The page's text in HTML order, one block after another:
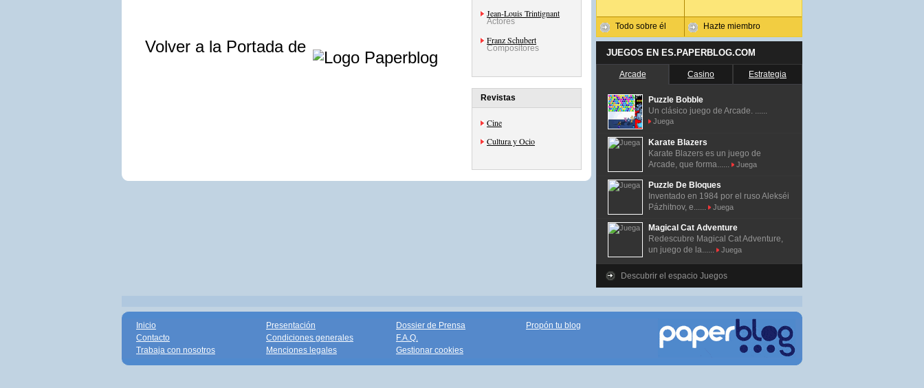
Volver a la Portada de
Jean-Louis Trintignant
Actores
Franz Schubert
Compositores
Revistas
Cine
Cultura y Ocio
Todo sobre él Hazte miembro
JUEGOS EN ES.PAPERBLOG.COM
Arcade Casino Estrategia
Puzzle Bobble
Un clásico juego de Arcade. ......
Juega
Karate Blazers
Karate Blazers es un juego de
Arcade, que forma......
Juega
Puzzle De Bloques
Inventado en 1984 por el ruso Alekséi
Pázhitnov, e......
Juega
Magical Cat Adventure
Redescubre Magical Cat Adventure,
un juego de la......
Juega
Descubrir el espacio Juegos
Inicio
Contacto
Trabaja con nosotros
Presentación
Condiciones generales
Menciones legales
Dossier de Prensa
F.A.Q.
Gestionar cookies
Propón tu blog